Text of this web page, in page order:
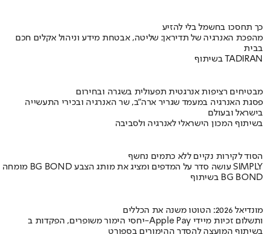
כך תחסכו בחשמל בלי להזיע
מהפכת האנרגיה של תדיראן: שליטה, אבטחת מידע וניהול אקלים חכם
בבית
בשיתוף TADIRAN
מבטיחים רציפות אנרגטית תפעולית בשגרה ובחירום
פסגת האנרגיה במעמד שגריר ארה"ב, שר האנרגיה ובכירי התעשייה
בישראל ובעולם
בשיתוף המכון הישראלי לאנרגיה ולסביבה
הסוד לקירות נקיים ללא כתמים נחשף
מומחה BG BOND עושה סדר על המדפים ומציג את מותג הצבע SIMPLY
בשיתוף BG BOND
מונדיאל 2026: הטוטו משנה את הכללים
יחסי הימור משופרים, הפקדות ב-Apple Pay ותשלום זכיות מיידי
בשיתוף המועצה להסדר ההימורים בספורט